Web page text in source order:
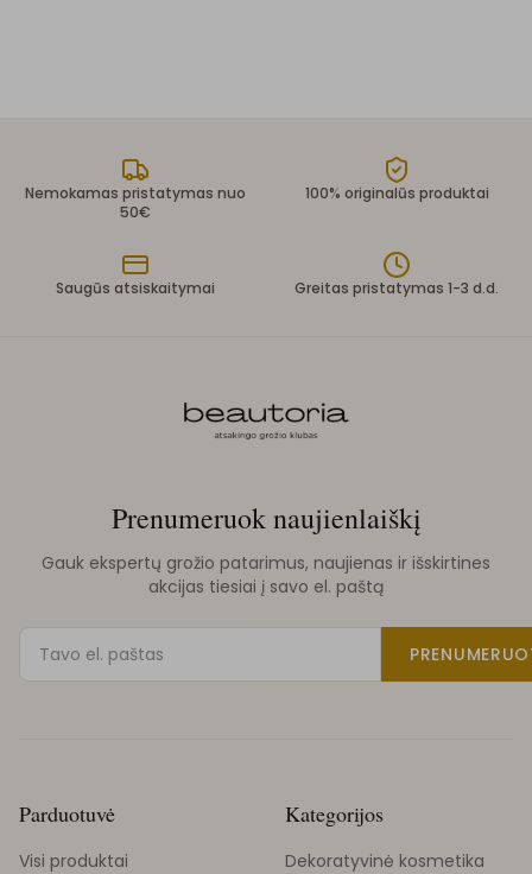
Nemokamas pristatymas nuo
50€
100% originalūs produktai
Saugūs atsiskaitymai Greitas pristatymas 1-3 d.d.
Prenumeruok naujienlaiškį
Gauk ekspertų grožio patarimus, naujienas ir išskirtines
akcijas tiesiai į savo el. paštą
Parduotuvė
Visi produktai
Kategorijos
Dekoratyvinė kosmetika